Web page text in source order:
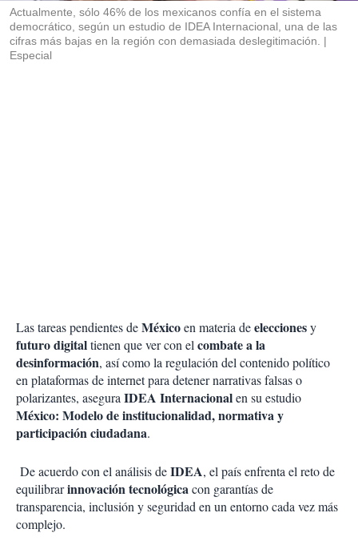
Actualmente, sólo 46% de los mexicanos confía en el sistema
democrático, según un estudio de IDEA Internacional, una de las
cifras más bajas en la región con demasiada deslegitimación.
Especial
Las tareas pendientes deMéxicoen materia deeleccionesy
futuro digitaltienen que ver con elcombate a la
desinformación, así como la regulación del contenido político
en plataformas de internet para detener narrativas falsas o
polarizantes, aseguraIDEA Internacionalen su estudio
México: Modelo de institucionalidad, normativa y
participación ciudadana.
De acuerdo con el análisis deIDEA, el país enfrenta el reto de
equilibrarinnovación tecnológicacon garantías de
transparencia, inclusión y seguridad en un entorno cada vez más
complejo.